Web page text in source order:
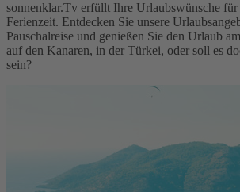
sonnenklar.Tv erfüllt Ihre Urlaubswünsche für
Ferienzeit. Entdecken Sie unsere
Pauschalreise und genießen Sie den Urlaub
auf den Kanaren, in der Türkei, oder soll es
sein?